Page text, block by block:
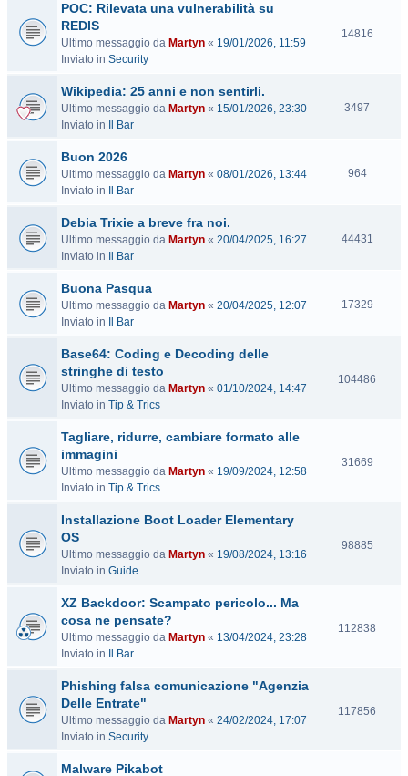
e
POC: Rilevata una vulnerabilità su
REDIS
Ultimo messaggio da Martyn « 19/01/2026, 11:59
Inviato in Security
14816V
Wikipedia: 25 anni e non sentirli.
Ultimo messaggio da Martyn « 15/01/2026, 23:30
Inviato in
Il Bar
3497
Buon 2026
Ultimo messaggio da Martyn « 08/01/2026, 13:44
Inviato in
Il Bar
964V
t
Debia Trixie a breve fra noi.
Ultimo messaggio da Martyn « 20/04/2025, 16:27
Inviato in
Il Bar
44431
t
Buona Pasqua
Ultimo messaggio da Martyn « 20/04/2025, 12:07
Inviato in
Il Bar
17329V
e
Base64: Coding e Decoding delle
stringhe di testo
Ultimo messaggio da Martyn « 01/10/2024, 14:47
Inviato in Tip & Trics
104486
Tagliare, ridurre, cambiare formato alle
immagini
Ultimo messaggio da Martyn « 19/09/2024, 12:58
Inviato in Tip & Trics
31669V
e
Installazione Boot Loader Elementary
OS
Ultimo messaggio da Martyn « 19/08/2024, 13:16
Inviato in Guide
98885V
e
XZ Backdoor: Scampato pericolo... Ma
cosa ne pensate?
Ultimo messaggio da Martyn « 13/04/2024, 23:28
Inviato in
Il Bar
112838
Phishing falsa comunicazione "Agenzia
Delle Entrate"
Ultimo messaggio da Martyn « 24/02/2024, 17:07
Inviato in Security
117856
Malware Pikabot